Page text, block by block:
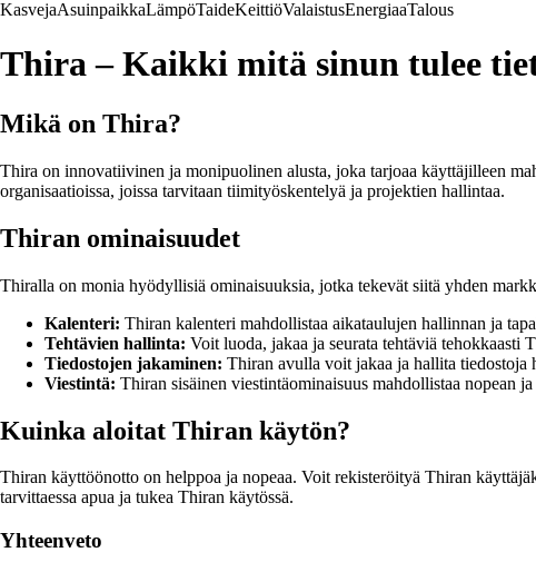
KasvejaAsuinpaikkaLämpöTaideKeittiöValaistusEnergiaaTalous
Thira – Kaikki mitä sinun tulee
Mikä on Thira?
Thira on innovatiivinen ja monipuolinen alusta, joka tarjoaa käyttäjilleen
organisaatioissa, joissa tarvitaan tiimityöskentelyä ja projektien hallintaa.
Thiran ominaisuudet
Thiralla on monia hyödyllisiä ominaisuuksia, jotka tekevät siitä yhden
Kalenteri: Thiran kalenteri mahdollistaa aikataulujen hallinnan ja
Tehtävien hallinta: Voit luoda, jakaa ja seurata tehtäviä tehokkaasti
Tiedostojen jakaminen: Thiran avulla voit jakaa ja hallita tiedostoja
Viestintä: Thiran sisäinen viestintäominaisuus mahdollistaa nopean
Kuinka aloitat Thiran käytön?
Thiran käyttöönotto on helppoa ja nopeaa. Voit rekisteröityä Thiran
tarvittaessa apua ja tukea Thiran käytössä.
Yhteenveto